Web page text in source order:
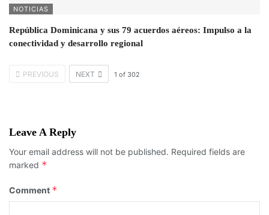
NOTICIAS
República Dominicana y sus 79 acuerdos aéreos: Impulso a la
conectividad y desarrollo regional
PREVIOUS NEXT 1 of 302
Leave A Reply
Your email address will not be published. Required fields are
marked *
Comment *